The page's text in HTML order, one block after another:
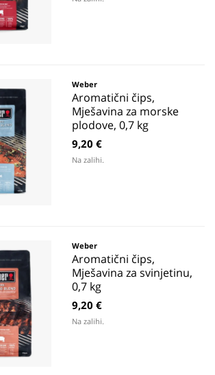
Weber
Aromatični čips,
Mješavina za morske
plodove, 0,7 kg
9,20 €
Na zalihi.
Weber
Aromatični čips,
Mješavina za svinjetinu,
0,7 kg
9,20 €
Na zalihi.